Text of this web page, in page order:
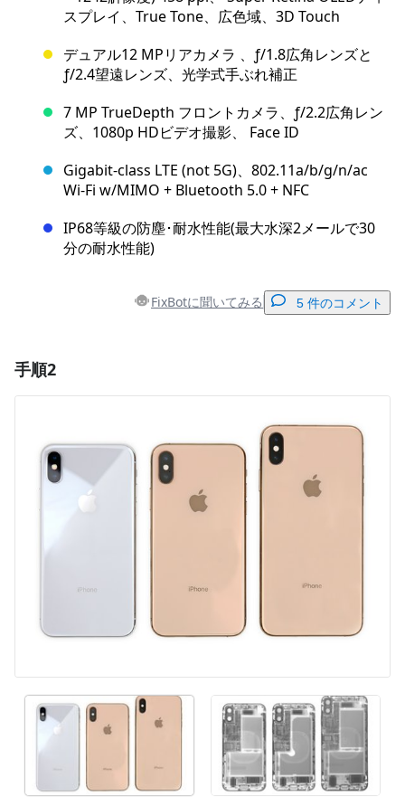
スプレイ、True Tone、広色域、3D Touch
デュアル12 MPリアカメラ 、ƒ/1.8広角レンズと
ƒ/2.4望遠レンズ、光学式手ぶれ補正
7 MP TrueDepth フロントカメラ、ƒ/2.2広角レン
ズ、1080p HDビデオ撮影、 Face ID
Gigabit-class LTE (not 5G)、802.11a/b/g/n/ac
Wi‑Fi w/MIMO + Bluetooth 5.0 + NFC
IP68等級の防塵･耐水性能(最大水深2メールで30
分の耐水性能)
FixBotに聞いてみる 5 件のコメント
キャンセル コメントを投稿
手順2